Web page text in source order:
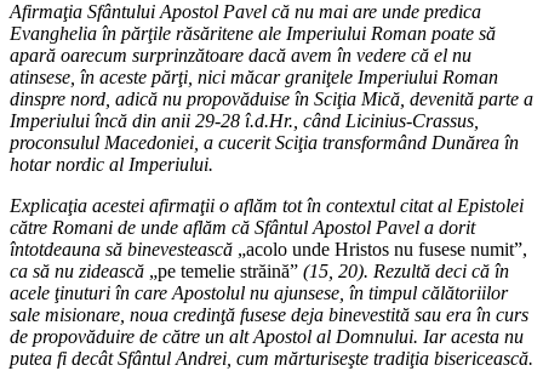
Afirmaţia Sfântului Apostol Pavel că nu mai are unde predica
Evanghelia în părţile răsăritene ale Imperiului Roman poate să
apară oarecum surprinzătoare dacă avem în vedere că el nu
atinsese, în aceste părţi, nici măcar graniţele Imperiului Roman
dinspre nord, adică nu propovăduise în Sciţia Mică, devenită parte a
Imperiului încă din anii 29-28 î.d.Hr., când Licinius-Crassus,
proconsulul Macedoniei, a cucerit Sciţia transformând Dunărea în
hotar nordic al Imperiului.
Explicaţia acestei afirmaţii o aflăm tot în contextul citat al Epistolei
către Romani de unde aflăm că Sfântul Apostol Pavel a dorit
întotdeauna să binevestească „acolo unde Hristos nu fusese numit”,
ca să nu zidească „pe temelie străină” (15, 20). Rezultă deci că în
acele ţinuturi în care Apostolul nu ajunsese, în timpul călătoriilor
sale misionare, noua credinţă fusese deja binevestită sau era în curs
de propovăduire de către un alt Apostol al Domnului. Iar acesta nu
putea fi decât Sfântul Andrei, cum mărturiseşte tradiţia bisericească.